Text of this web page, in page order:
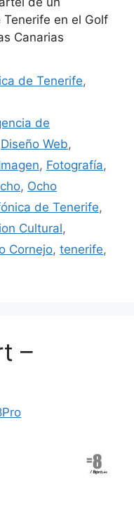
en el Golf
Canarias
de Tenerife,
de
Diseño Web,
, Fotografía,
, Ocho
de Tenerife,
Cultural,
Cornejo, tenerife,
–